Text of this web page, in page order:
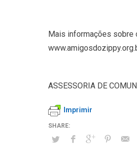
Mais informações sobre
ASSESSORIA DE
Imprimir